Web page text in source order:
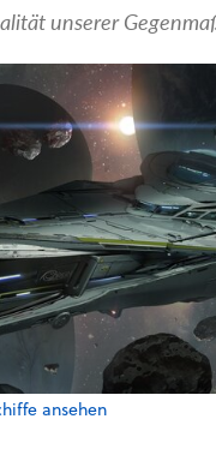
unserer
ansehen